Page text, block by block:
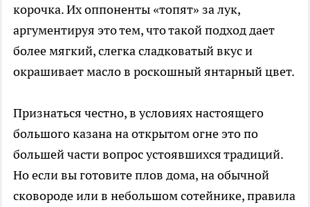
корочка. Их оппоненты «топят» за лук,
аргументируя это тем, что такой подход дает
более мягкий, слегка сладковатый вкус и
окрашивает масло в роскошный янтарный цвет.
Признаться честно, в условиях настоящего
большого казана на открытом огне это по
большей части вопрос устоявшихся традиций.
Но если вы готовите плов дома, на обычной
сковороде или в небольшом сотейнике, правила